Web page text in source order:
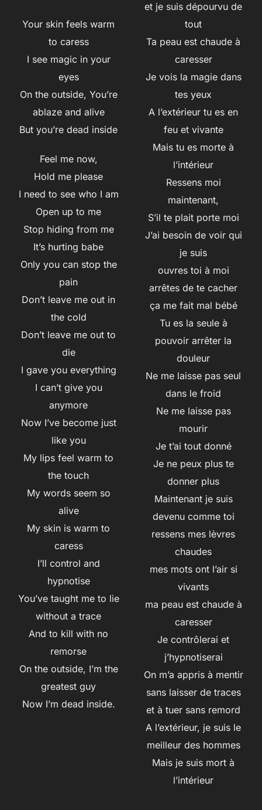
Your skin feels warm
to caress
I see magic in your
eyes
On the outside, You’re
ablaze and alive
But you’re dead inside
Feel me now,
Hold me please
I need to see who I am
Open up to me
Stop hiding from me
It’s hurting babe
Only you can stop the
pain
Don’t leave me out in
the cold
Don’t leave me out to
die
I gave you everything
I can’t give you
anymore
Now I’ve become just
like you
My lips feel warm to
the touch
My words seem so
alive
My skin is warm to
caress
I’ll control and
hypnotise
You’ve taught me to lie
without a trace
And to kill with no
remorse
On the outside, I’m the
greatest guy
Now I’m dead inside.
et je suis dépourvu de
tout
Ta peau est chaude à
caresser
Je vois la magie dans
tes yeux
A l’extérieur tu es en
feu et vivante
Mais tu es morte à
l’intérieur
Ressens moi
maintenant,
S’il te plait porte moi
J’ai besoin de voir qui
je suis
ouvres toi à moi
arrêtes de te cacher
ça me fait mal bébé
Tu es la seule à
pouvoir arrêter la
douleur
Ne me laisse pas seul
dans le froid
Ne me laisse pas
mourir
Je t’ai tout donné
Je ne peux plus te
donner plus
Maintenant je suis
devenu comme toi
ressens mes lèvres
chaudes
mes mots ont l’air si
vivants
ma peau est chaude à
caresser
Je contrôlerai et
j’hypnotiserai
On m’a appris à mentir
sans laisser de traces
et à tuer sans remord
A l’extérieur, je suis le
meilleur des hommes
Mais je suis mort à
l’intérieur